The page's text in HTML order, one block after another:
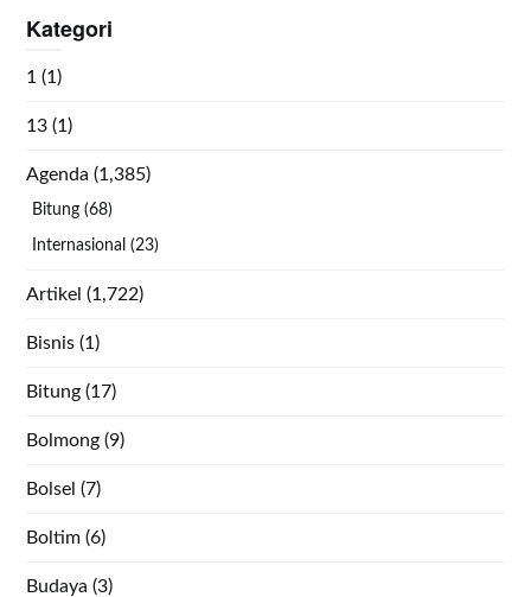
Kategori
1 (1)
13 (1)
Agenda (1,385)
Bitung (68)
Internasional (23)
Artikel (1,722)
Bisnis (1)
Bitung (17)
Bolmong (9)
Bolsel (7)
Boltim (6)
Budaya (3)